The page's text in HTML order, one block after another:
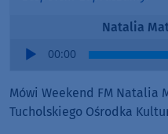
Natalia
Audio
00:00
Mówi Weekend FM Natalia
Tucholskiego Ośrodka